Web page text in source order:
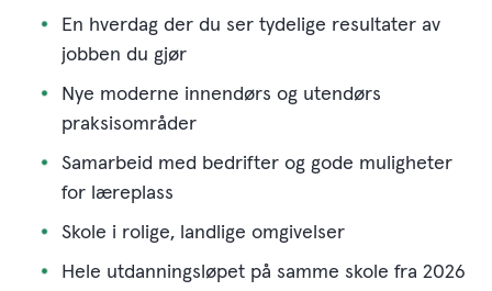
En hverdag der du ser tydelige resultater av
jobben du gjør
Nye moderne innendørs og utendørs
praksisområder
Samarbeid med bedrifter og gode muligheter
for læreplass
Skole i rolige, landlige omgivelser
Hele utdanningsløpet på samme skole fra 2026